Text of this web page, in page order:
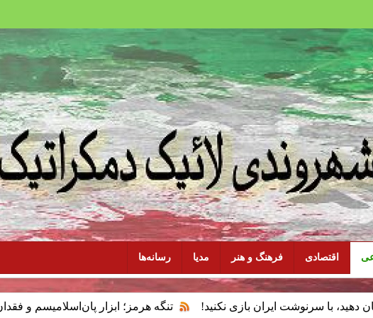
اقتصادی فرهنگ و هنر مدیا رسانه‌ها
ایران بازی نکنید! تنگه هرمز؛ ابزار پان‌اسلامیسم و فقدان سیاست ملی